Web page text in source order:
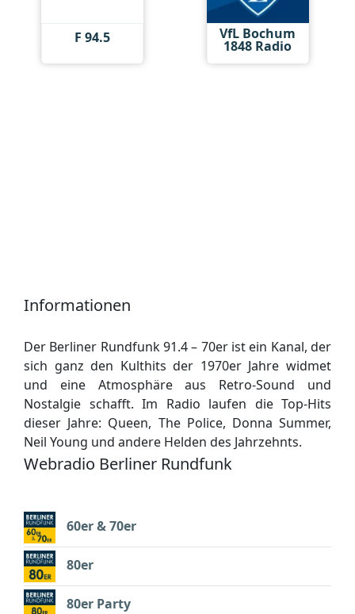
F 94.5 VfL Bochum
1848 Radio
Informationen
Der Berliner Rundfunk 91.4 – 70er ist ein Kanal, der
sich ganz den Kulthits der 1970er Jahre widmet
und eine Atmosphäre aus Retro-Sound und
Nostalgie schafft. Im Radio laufen die Top-Hits
dieser Jahre: Queen, The Police, Donna Summer,
Neil Young und andere Helden des Jahrzehnts.
Webradio Berliner Rundfunk
60er & 70er
80er
80er Party